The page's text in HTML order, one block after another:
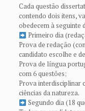
Cada questão
contendo dois itens,
obedecem à seguinte
Primeiro dia
Prova de redação
candidato escolhe e
Prova de língua
com 6 questões;
Prova interdisciplinar
ciências da natureza.
Segundo dia (18